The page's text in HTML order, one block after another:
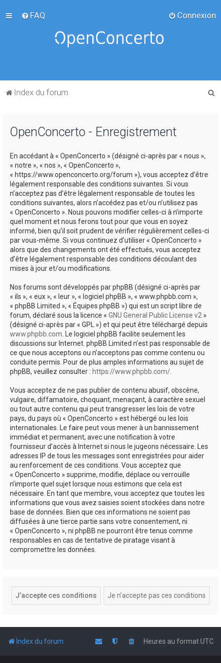
FAQ Connexion
Index du forum
OpenConcerto - Enregistrement
En accédant à « OpenConcerto » (désigné ci-après par « nous »,
« notre », « nos », « OpenConcerto »,
« https://www.openconcerto.org/forum »), vous acceptez d’être
légalement responsable des conditions suivantes. Si vous
n’acceptez pas d’être légalement responsable de toutes les
conditions suivantes, alors n’accédez pas et/ou n’utilisez pas
« OpenConcerto ». Nous pouvons modifier celles-ci à n’importe
quel moment et nous ferons tout pour que vous en soyez
informé, bien qu’il soit prudent de vérifier régulièrement celles-ci
par vous-même. Si vous continuez d’utiliser « OpenConcerto »
alors que des changements ont été effectués, vous acceptez
d’être légalement responsable des conditions découlant des
mises à jour et/ou modifications.
Nos forums sont développés par phpBB (désigné ci-après par
« ils », « eux », « leur », « logiciel phpBB », « www.phpbb.com »,
« phpBB Limited », « Équipes phpBB ») qui est un script libre de
forum, déclaré sous la licence « GNU General Public License v2 »
(désigné ci-après par « GPL ») et qui peut être téléchargé depuis
www.phpbb.com. Le logiciel phpBB facilite seulement les
discussions sur Internet. phpBB Limited n’est pas responsable de
ce que nous acceptons ou n’acceptons pas comme contenu ou
conduite permis. Pour de plus amples informations au sujet de
phpBB, veuillez consulter : https://www.phpbb.com/.
Vous acceptez de ne pas publier de contenu abusif, obscène,
vulgaire, diffamatoire, choquant, menaçant, à caractère sexuel
ou tout autre contenu qui peut transgresser les lois de votre
pays, du pays où « OpenConcerto » est hébergé ou les lois
internationales. Le faire peut vous mener à un bannissement
immédiat et permanent, avec une notification à votre
fournisseur d’accès à Internet si nous le jugeons nécessaire. Les
adresses IP de tous les messages sont enregistrées pour aider
au renforcement de ces conditions. Vous acceptez que
« OpenConcerto » supprime, modifie, déplace ou verrouille
n’importe quel sujet lorsque nous estimons que cela est
nécessaire. En tant que membre, vous acceptez que toutes les
informations que vous avez saisies soient stockées dans notre
base de données. Bien que ces informations ne soient pas
diffusées à une tierce partie sans votre consentement, ni
« OpenConcerto », ni phpBB ne pourront être tenus comme
responsables en cas de tentative de piratage visant à
compromettre les données.
Index du forum Heures au formatUTC